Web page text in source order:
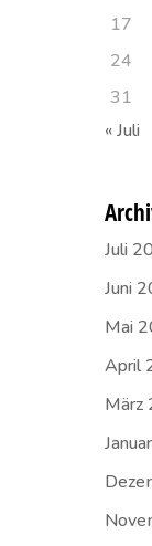
17
24
31
« Juli
Juli
Juni
Mai
April
März